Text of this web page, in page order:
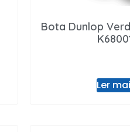
Bota Dunlop
Ler